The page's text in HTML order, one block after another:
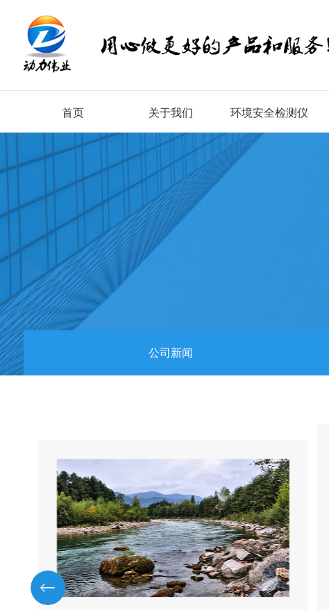
首页 关于我们 环境安全检测仪
公司新闻